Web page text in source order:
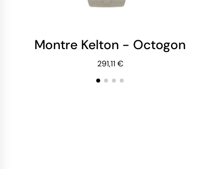
Montre Kelton - Octogone
291,11 €